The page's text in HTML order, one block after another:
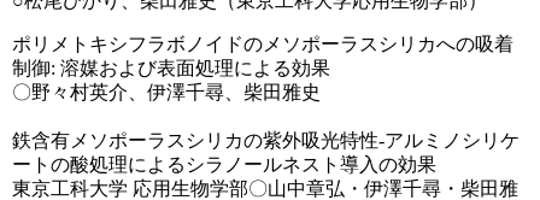
ポリメトキシフラボノイドのメソポーラスシリカへの吸着
制御: 溶媒および表面処理による効果
〇野々村英介、伊澤千尋、柴田雅史
鉄含有メソポーラスシリカの紫外吸光特性-アルミノシリケ
ートの酸処理によるシラノールネスト導入の効果
東京工科大学 応用生物学部〇山中章弘・伊澤千尋・柴田雅